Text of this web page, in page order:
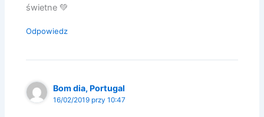
świetne 💚
Odpowiedz
Bom dia, Portugal
16/02/2019 przy 10:47